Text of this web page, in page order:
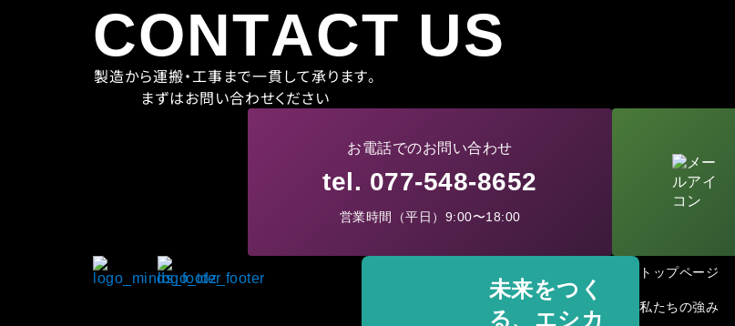
CONTACT US
製造から運搬・工事まで一貫して承ります。
まずはお問い合わせください
お電話でのお問い合わせ
tel. 077-548-8652
営業時間（平日）9:00〜18:00
未来をつく
る、エシカ
トップページ
私たちの強み